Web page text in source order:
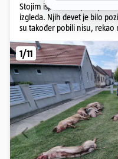
Stojim ispred kuće, svinje
izgleda. Njih devet je bilo
su također pobili nisu, rekao
1/11